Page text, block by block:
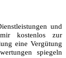
und
kostenlos zur
eine Vergütung
spiegeln